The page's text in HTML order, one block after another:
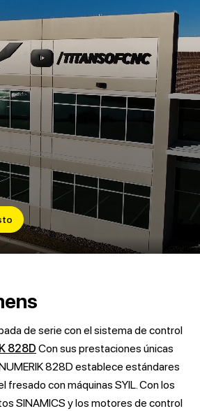
de serie con el sistema de control
828D Con sus prestaciones únicas
828D establece estándares
fresado con máquinas SYIL. Con los
SINAMICS y los motores de control